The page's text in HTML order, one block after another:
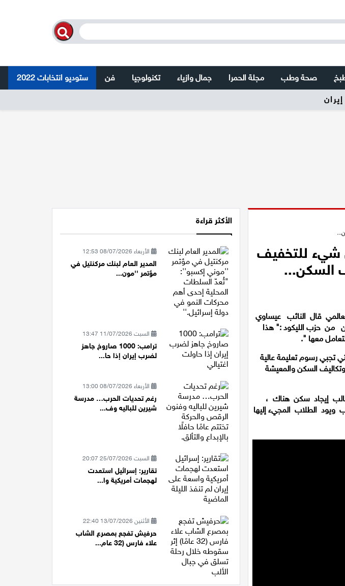
صحة وطب مجلة الحمرا جمال وازياء تكنولوجيا فن ستوديو انتخابات 2022
شيء للتخفيف
السكن...
5-2015 بمناسبة يوم الطالب العالمي قال النائب عيساوي
من حزب الليكود :" هذا
معها ".
310 ألف طالب موزعين على 65 مؤسسة تعليمية، منها 36 كلية التي تجبي رسوم تعليمة عالية
وتكاليف السكن والمعيشة
إيجاد سكن هناك ،
الطلاب المجيء إليها
الأكثر قراءة
الأربعاء 08/07/2026 12:53
المدير العام لبنك مركنتيل في
مؤتمر ''مون...
السبت 11/07/2026 13:47
ترامب: 1000 صاروخ جاهز
لضرب إيران إذا حا...
الأربعاء 08/07/2026 13:00
رغم تحديات الحرب… مدرسة
شيرين للباليه وف...
السبت 25/07/2026 20:07
تقارير: إسرائيل استعدت
لهجمات أمريكية وا...
الأثنين 13/07/2026 22:40
حرفيش تفجع بمصرع الشاب
علاء فارس (32 عام...